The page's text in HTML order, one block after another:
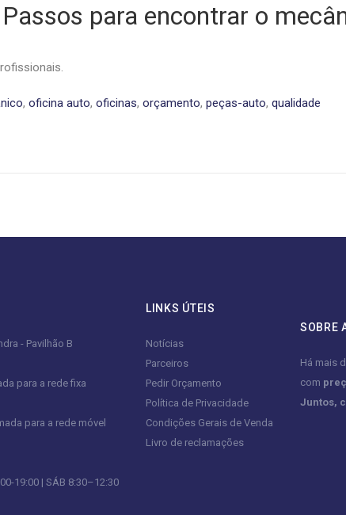
para encontrar o
, oficina auto, oficinas, orçamento, peças-auto, qualidade
- Pavilhão B
para a rede fixa
para a rede móvel
19:00 | SÁB 8:30–12:30
LINKS ÚTEIS
Notícias
Parceiros
Pedir Orçamento
Política de Privacidade
Condições Gerais de Venda
Livro de reclamações
SOBRE
Há mais
com
Juntos,